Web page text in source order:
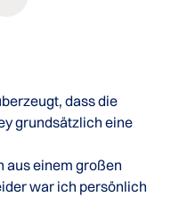
dass die
grundsätzlich eine
aus einem großen
war ich persönlich